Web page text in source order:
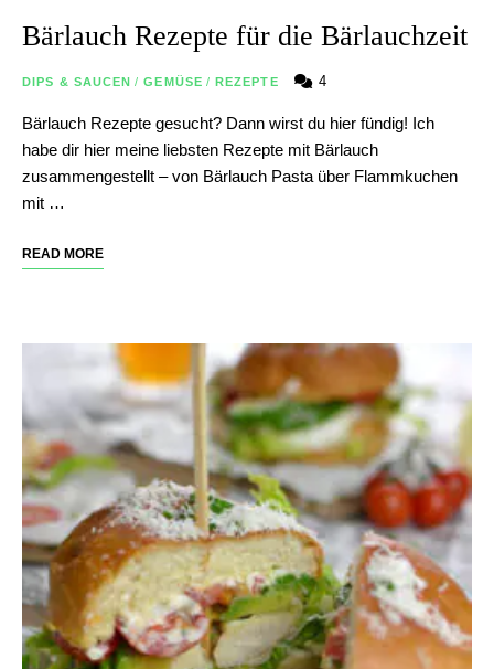
Bärlauch Rezepte für die Bärlauchzeit
DIPS & SAUCEN / GEMÜSE / REZEPTE 4
Bärlauch Rezepte gesucht? Dann wirst du hier fündig! Ich
habe dir hier meine liebsten Rezepte mit Bärlauch
zusammengestellt – von Bärlauch Pasta über Flammkuchen
mit …
READ MORE